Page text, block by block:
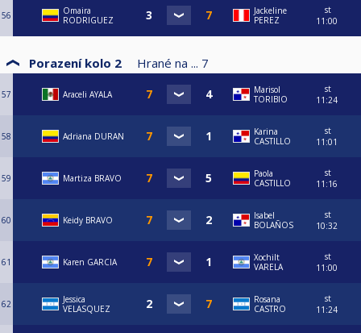
56
Omaira
RODRIGUEZ
Jackeline
PEREZ
st
11:00
Porazení kolo 2 Hrané na ... 7
57 Araceli AYALA
Marisol
TORIBIO
st
11:24
58 Adriana DURAN
Karina
CASTILLO
st
11:01
59 Martiza BRAVO
Paola
CASTILLO
st
11:16
60 Keidy BRAVO
Isabel
BOLAÑOS
st
10:32
61 Karen GARCIA
Xochilt
VARELA
st
11:00
62
Jessica
VELASQUEZ
Rosana
CASTRO
st
11:24